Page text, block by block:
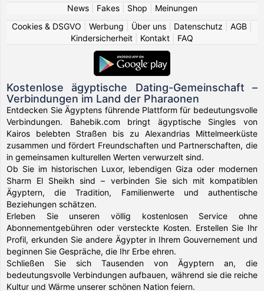
News| Fakes| Shop
Meinungen
Cookies & DSGVO
Werbung Über uns Datenschutz AGB
Kindersicherheit
Kontakt FAQ
Kostenlose ägyptische Dating-Gemeinschaft –
Verbindungen im Land der Pharaonen
Entdecken Sie Ägyptens führende Plattform für bedeutungsvolle
Verbindungen. Bahebik.com bringt ägyptische Singles von
Kairos belebten Straßen bis zu Alexandrias Mittelmeerküste
zusammen und fördert Freundschaften und Partnerschaften, die
in gemeinsamen kulturellen Werten verwurzelt sind.
Ob Sie im historischen Luxor, lebendigen Giza oder modernen
Sharm El Sheikh sind – verbinden Sie sich mit kompatiblen
Ägyptern, die Tradition, Familienwerte und authentische
Beziehungen schätzen.
Erleben Sie unseren völlig kostenlosen Service ohne
Abonnementgebühren oder versteckte Kosten. Erstellen Sie Ihr
Profil, erkunden Sie andere Ägypter in Ihrem Gouvernement und
beginnen Sie Gespräche, die Ihr Erbe ehren.
Schließen Sie sich Tausenden von Ägyptern an, die
bedeutungsvolle Verbindungen aufbauen, während sie die reiche
Kultur und Wärme unserer schönen Nation feiern.